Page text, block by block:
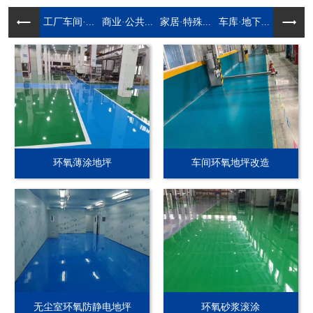
工厂车间·... 商业·公共... 家居·特殊... 车库·地下...
环氧薄涂地坪 车间环氧地坪改造
无尘室环氧防静电地坪 环氧砂浆滚涂